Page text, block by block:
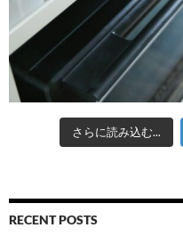
さらに読み込む...
RECENT POSTS